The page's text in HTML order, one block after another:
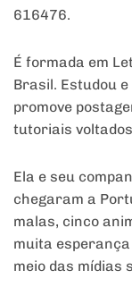
616476.
É formada em
Brasil. Estudou
promove
tutoriais
Ela e seu
chegaram a
malas, cinco
muita esperança
meio das mídias